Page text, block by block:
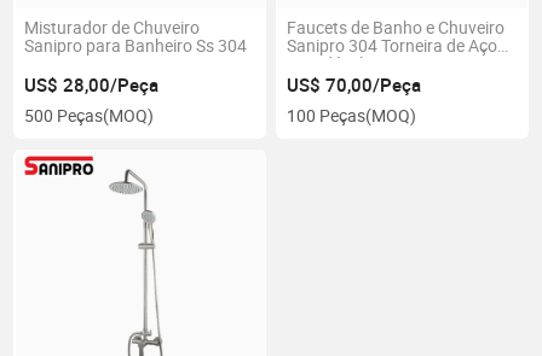
Misturador de Chuveiro
Sanipro para Banheiro Ss 304
US$ 28,00/Peça
500 Peças(MOQ)
Faucets de Banho e Chuveiro
Sanipro 304 Torneira de Aço
Inoxidável
US$ 70,00/Peça
100 Peças(MOQ)